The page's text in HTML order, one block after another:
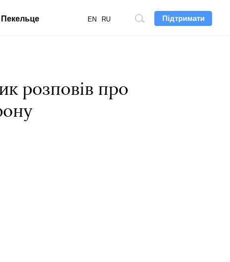
Підтримати
Пошук
EN RU
Пекельце
розповів про